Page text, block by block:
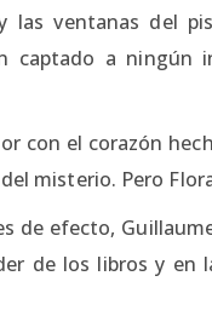
las ventanas del
captado a ningún
con el corazón
misterio. Pero
de efecto,
de los libros y en